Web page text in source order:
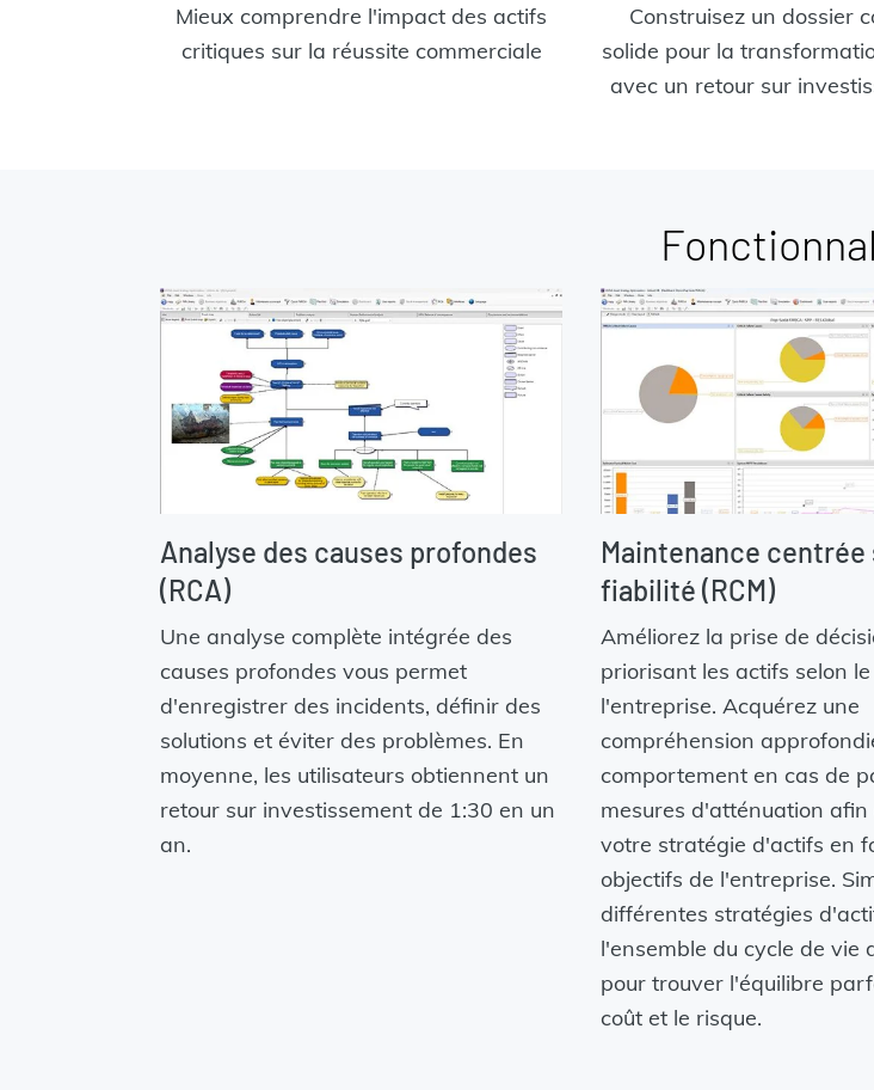
Mieux comprendre l'impact des actifs
critiques sur la réussite commerciale
Construisez un dossier
solide pour la
avec un retour sur
Analyse des causes profondes
(RCA)
Une analyse complète intégrée des
causes profondes vous permet
d'enregistrer des incidents, définir des
solutions et éviter des problèmes. En
moyenne, les utilisateurs obtiennent un
retour sur investissement de 1:30 en un
an.
Maintenance centrée
fiabilité (RCM)
Améliorez la prise de
priorisant les actifs selon
l'entreprise. Acquérez une
compréhension
comportement en cas de
mesures d'atténuation
votre stratégie d'actifs en
objectifs de l'entreprise.
différentes stratégies
l'ensemble du cycle de vie
pour trouver l'équilibre
coût et le risque.